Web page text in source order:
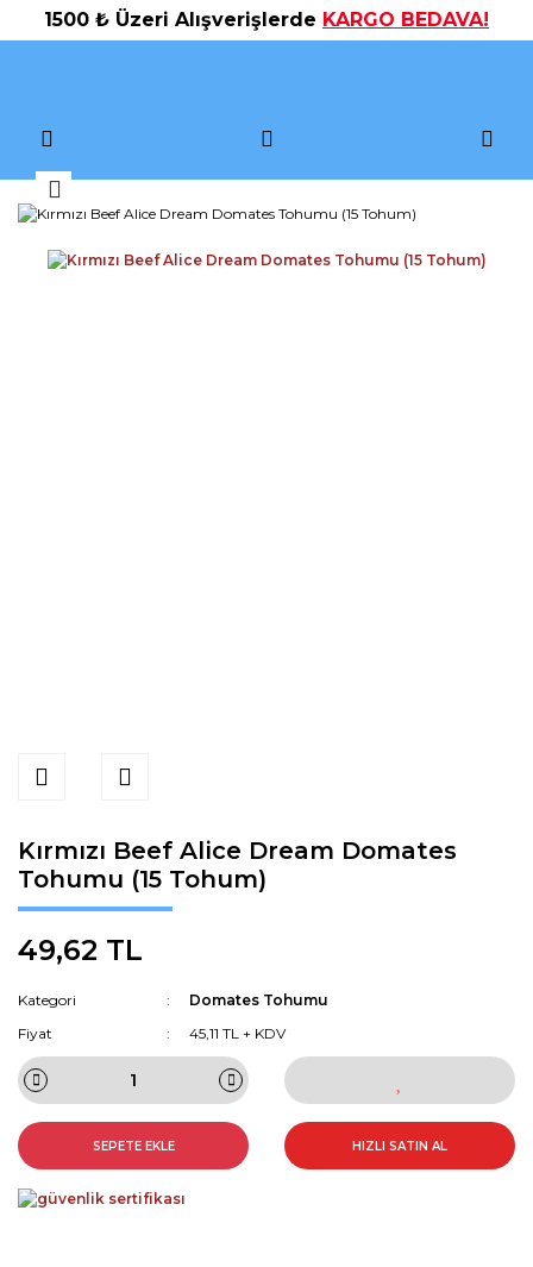
1500 ₺ Üzeri Alışverişlerde KARGO BEDAVA!
Kırmızı Beef Alice Dream Domates
Tohumu (15 Tohum)
49,62 TL
Kategori
Domates Tohumu
Fiyat
45,11 TL + KDV
SEPETE EKLE HIZLI SATIN AL